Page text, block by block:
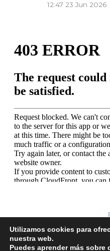
12:47 23 Jun 2026
Utilizamos cookies para
nuestra web.
Puedes aprender más